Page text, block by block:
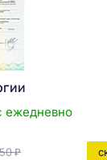
ежедневно
₽